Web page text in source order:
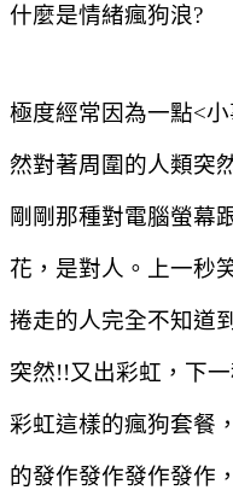
什麼是情緒瘋狗浪?
極度經常因為一點<
然對著周圍的人類突
剛剛那種對電腦螢幕
花，是對人。上一秒
捲走的人完全不知道
突然!!又出彩虹，下
彩虹這樣的瘋狗套餐
的發作發作發作發作